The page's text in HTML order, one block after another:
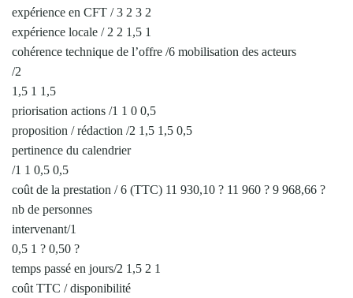
expérience en CFT / 3 2 3 2
expérience locale / 2 2 1,5 1
cohérence technique de l’offre /6 mobilisation des acteurs
/2
1,5 1 1,5
priorisation actions /1 1 0 0,5
proposition / rédaction /2 1,5 1,5 0,5
pertinence du calendrier
/1 1 0,5 0,5
coût de la prestation / 6 (TTC) 11 930,10 ? 11 960 ? 9 968,66 ?
nb de personnes
intervenant/1
0,5 1 ? 0,50 ?
temps passé en jours/2 1,5 2 1
coût TTC / disponibilité